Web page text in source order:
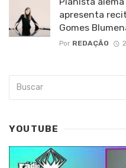
apresenta
Gomes
Por REDAÇÃO
YOUTUBE